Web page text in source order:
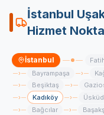
İstanbul
Hizmet
İstanbul
› Bayrampaşa ›
› Beşiktaş ›
› Kadıköy ›
› Bağcılar ›